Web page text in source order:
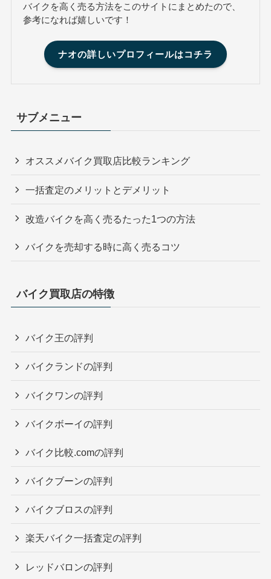
バイクを高く売る方法をこのサイトにまとめたので、
参考になれば嬉しいです！
ナオの詳しいプロフィールはコチラ
サブメニュー
オススメバイク買取店比較ランキング
一括査定のメリットとデメリット
改造バイクを高く売るたった1つの方法
バイクを売却する時に高く売るコツ
バイク買取店の特徴
バイク王の評判
バイクランドの評判
バイクワンの評判
バイクボーイの評判
バイク比較.comの評判
バイクブーンの評判
バイクブロスの評判
楽天バイク一括査定の評判
レッドバロンの評判